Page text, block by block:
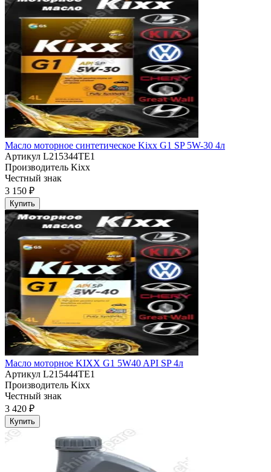
Масло моторное синтетическое Kixx G1 SP 5W-30 4л
Артикул L215344TE1
Производитель Kixx
Честный знак
3 150 ₽
Купить
Масло моторное KIXX G1 5W40 API SP 4л
Артикул L215444TE1
Производитель Kixx
Честный знак
3 420 ₽
Купить